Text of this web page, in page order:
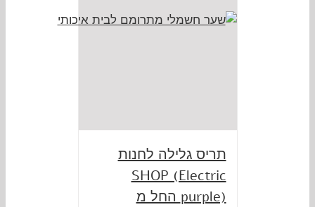
תריס גלילה לחנות
SHOP (Electric
purple) החל מ